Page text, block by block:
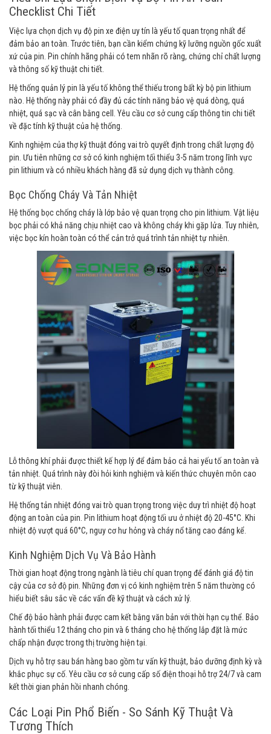
Checklist Chi Tiết
Việc lựa chọn dịch vụ độ pin xe điện uy tín là yếu tố quan trọng nhất để
đảm bảo an toàn. Trước tiên, bạn cần kiểm chứng kỹ lưỡng nguồn gốc xuất
xứ của pin. Pin chính hãng phải có tem nhãn rõ ràng, chứng chỉ chất lượng
và thông số kỹ thuật chi tiết.
Hệ thống quản lý pin là yếu tố không thể thiếu trong bất kỳ bộ pin lithium
nào. Hệ thống này phải có đầy đủ các tính năng bảo vệ quá dòng, quá
nhiệt, quá sạc và cân bằng cell. Yêu cầu cơ sở cung cấp thông tin chi tiết
về đặc tính kỹ thuật của hệ thống.
Kinh nghiệm của thợ kỹ thuật đóng vai trò quyết định trong chất lượng độ
pin. Ưu tiên những cơ sở có kinh nghiệm tối thiểu 3-5 năm trong lĩnh vực
pin lithium và có nhiều khách hàng đã sử dụng dịch vụ thành công.
Bọc Chống Cháy Và Tản Nhiệt
Hệ thống bọc chống cháy là lớp bảo vệ quan trọng cho pin lithium. Vật liệu
bọc phải có khả năng chịu nhiệt cao và không cháy khi gặp lửa. Tuy nhiên,
việc bọc kín hoàn toàn có thể cản trở quá trình tản nhiệt tự nhiên.
Lỗ thông khí phải được thiết kế hợp lý để đảm bảo cả hai yếu tố an toàn và
tản nhiệt. Quá trình này đòi hỏi kinh nghiệm và kiến thức chuyên môn cao
từ kỹ thuật viên.
Hệ thống tản nhiệt đóng vai trò quan trọng trong việc duy trì nhiệt độ hoạt
động an toàn của pin. Pin lithium hoạt động tối ưu ở nhiệt độ 20-45°C. Khi
nhiệt độ vượt quá 60°C, nguy cơ hư hỏng và cháy nổ tăng cao đáng kể.
Kinh Nghiệm Dịch Vụ Và Bảo Hành
Thời gian hoạt động trong ngành là tiêu chí quan trọng để đánh giá độ tin
cậy của cơ sở độ pin. Những đơn vị có kinh nghiệm trên 5 năm thường có
hiểu biết sâu sắc về các vấn đề kỹ thuật và cách xử lý.
Chế độ bảo hành phải được cam kết bằng văn bản với thời hạn cụ thể. Bảo
hành tối thiểu 12 tháng cho pin và 6 tháng cho hệ thống lắp đặt là mức
chấp nhận được trong thị trường hiện tại.
Dịch vụ hỗ trợ sau bán hàng bao gồm tư vấn kỹ thuật, bảo dưỡng định kỳ và
khắc phục sự cố. Yêu cầu cơ sở cung cấp số điện thoại hỗ trợ 24/7 và cam
kết thời gian phản hồi nhanh chóng.
Các Loại Pin Phổ Biến - So Sánh Kỹ Thuật Và
Tương Thích